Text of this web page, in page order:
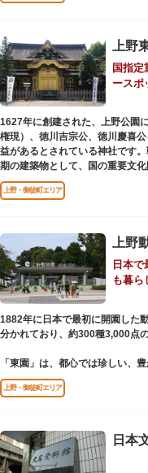
います。戦火を免れた輪王寺門
清水観音堂の舞台前に復元され
江戸百景」にも描かれているこ
下ろす風流な景観は、絶好のフ
東叡山（とうえいざん）という
り、比叡山や京都の有名寺院に
れました。本尊は薬師瑠璃光如
最澄が自ら彫ったと伝えられる
兼ね、御霊廟には6名の将軍が埋
上野
国指定
ースポ
1627年に創建された、上野公園
権現）、徳川吉宗公、徳川慶喜
益があるとされている神社です
期の建築物として、国の重要文
は紅葉やダリア展、お正月は初
国内外からの参拝者で賑わうスポ
軍・徳川家光公が、日光東照宮
てられたそう。社殿内部は文化
が実施されることもあるので、
授与所では、期間・数量限定の
ック。手塚治虫のユニコのお守
上野・御徒町エリア
上野
日本
も暮ら
1882年に日本で最初に開園した
分かれており、約300種3,000点
「東園」は、都心では珍しい、
どが住む森エリアや、ホッキョ
びなど迫力あるシーンが目撃で
一方「西園」は、蓮の名所とし
に位置する区域。キリンやサイ
上野・御徒町エリア
日本